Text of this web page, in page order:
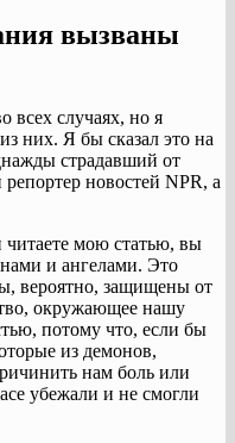
вызваны
всех случаях, но я
них. Я бы сказал это на
страдавший от
новостей NPR, а
читаете мою статью, вы
и ангелами. Это
вероятно, защищены от
окружающее нашу
потому что, если бы
из демонов,
нам боль или
убежали и не смогли